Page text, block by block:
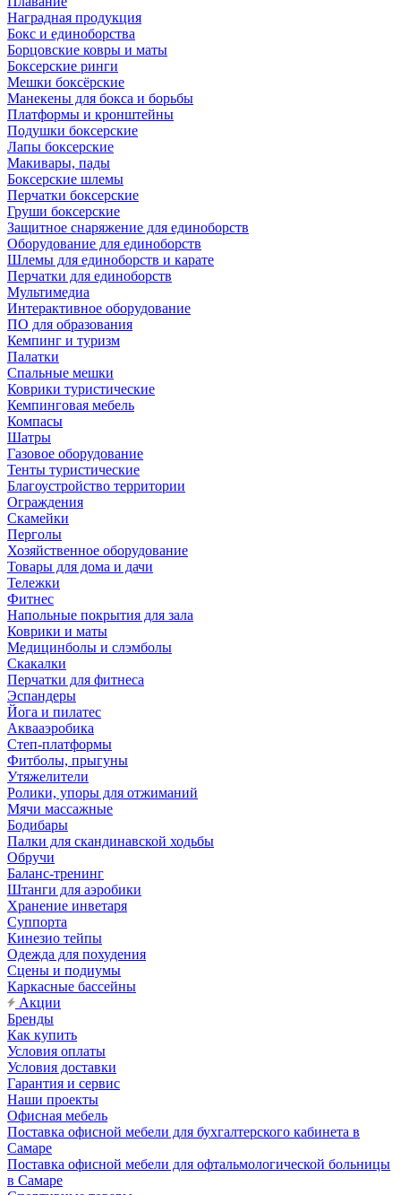
Наградная продукция
Бокс и единоборства
Борцовские ковры и маты
Боксерские ринги
Мешки боксёрские
Манекены для бокса и борьбы
Платформы и кронштейны
Подушки боксерские
Лапы боксерские
Макивары, пады
Боксерские шлемы
Перчатки боксерские
Груши боксерские
Защитное снаряжение для единоборств
Оборудование для единоборств
Шлемы для единоборств и карате
Перчатки для единоборств
Мультимедиа
Интерактивное оборудование
ПО для образования
Кемпинг и туризм
Палатки
Спальные мешки
Коврики туристические
Кемпинговая мебель
Компасы
Шатры
Газовое оборудование
Тенты туристические
Благоустройство территории
Ограждения
Скамейки
Перголы
Хозяйственное оборудование
Товары для дома и дачи
Тележки
Фитнес
Напольные покрытия для зала
Коврики и маты
Медицинболы и слэмболы
Скакалки
Перчатки для фитнеса
Эспандеры
Йога и пилатес
Аквааэробика
Степ-платформы
Фитболы, прыгуны
Утяжелители
Ролики, упоры для отжиманий
Мячи массажные
Бодибары
Палки для скандинавской ходьбы
Обручи
Баланс-тренинг
Штанги для аэробики
Хранение инветаря
Суппорта
Кинезио тейпы
Одежда для похудения
Сцены и подиумы
Каркасные бассейны
Акции
Бренды
Как купить
Условия оплаты
Условия доставки
Гарантия и сервис
Наши проекты
Офисная мебель
Поставка офисной мебели для бухгалтерского кабинета в
Самаре
Поставка офисной мебели для офтальмологической больницы
в Самаре